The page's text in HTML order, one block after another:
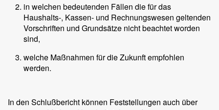
in welchen bedeutenden Fällen die für das
Haushalts-, Kassen- und Rechnungswesen geltenden
Vorschriften und Grundsätze nicht beachtet worden
sind,
welche Maßnahmen für die Zukunft empfohlen
werden.
In den Schlußbericht können Feststellungen auch über